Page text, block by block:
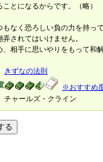
とになるからです。（略）
もなく恐ろしい負の力を持っ
されてはいけません。
、相手に思いやりをもって和
きずなの法則
※おすすめ
チャールズ・クライン